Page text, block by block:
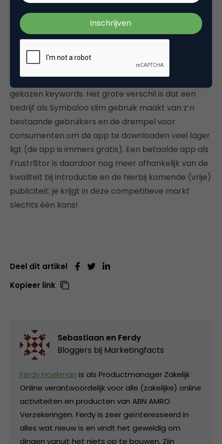
over Symbaloo, dan zien we opvallend veel
overeenkomsten. Kwaliteit is en blijft de
sleutelfactor, ongeacht of een consument wel of
niet moet betalen voor een app. Ook zien we in
beide cases dat er slim gebruik wordt gemaakt van
sociale media, (introductie)video’s en zorgvuldig
gekozen keywords. Het grote verschil is dat een
bedrijf als Symbaloo slim gebruik maakt van z’n
bestaande gebruikers en de drempel voor
consumenten om de app te downloaden veel lager
ligt (de app is immers gratis). Een betaalde app als
Frustr8tor is daardoor nog meer afhankelijk van de
kwaliteit bij introductie en de hierbij komende (vrije)
publiciteit; je krijgt in deze competitieve markt
slechts één kans!
Deel dit artikel
Kopieer link
Sebastiaan en Ferdy
Bloggers bij Marketingfacts
Ferdy Hoekman is als Productmanager Zakelijk
Online verantwoordelijk voor alle (zakelijke) online
activiteiten en producten van ABN AMRO
Verzekeringen. Ferdy is zeer geïnteresseerd in
alles wat nieuw is en vindt het geweldig om
dingen vanuit het niets op te bouwen. Zijn